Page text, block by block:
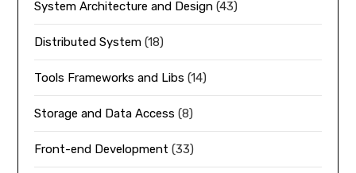
System Architecture and Design (43)
Distributed System (18)
Tools Frameworks and Libs (14)
Storage and Data Access (8)
Front-end Development (33)